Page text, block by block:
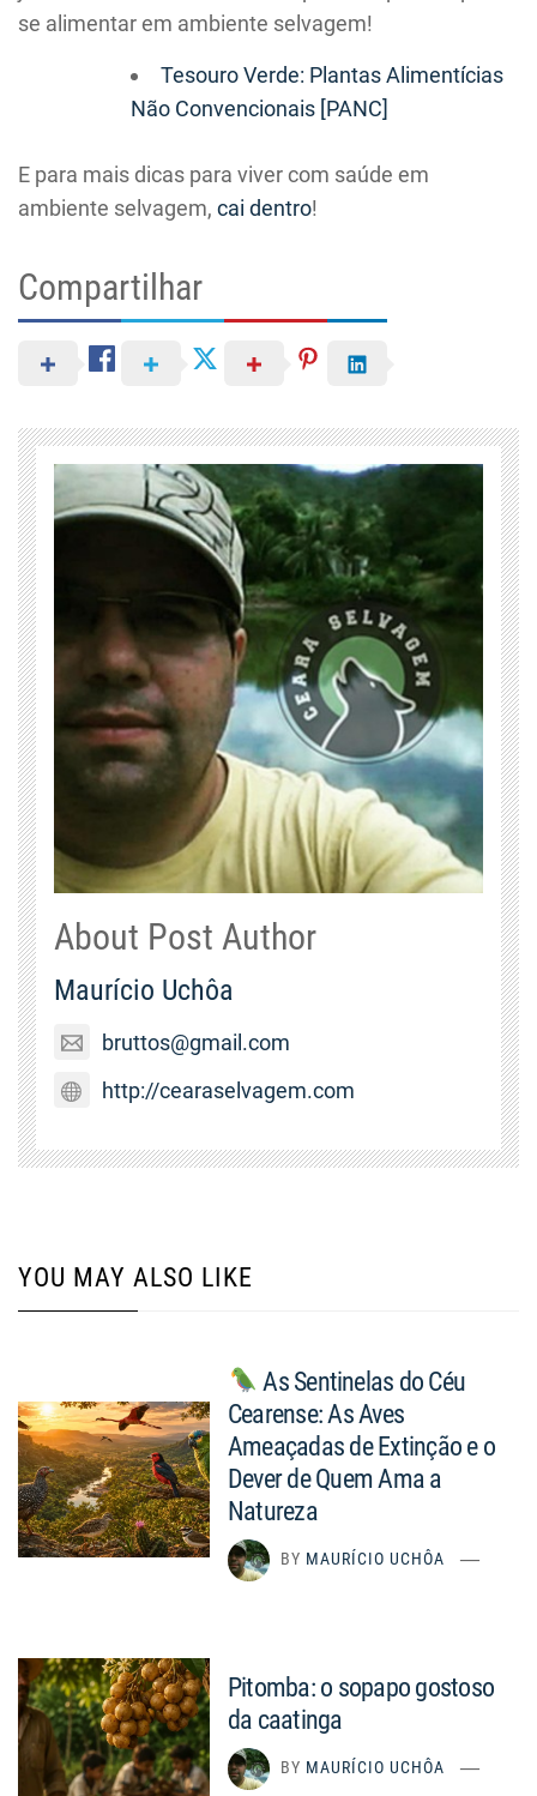
se alimentar em ambiente selvagem!
Tesouro Verde: Plantas Alimentícias
Não Convencionais [PANC]
E para mais dicas para viver com saúde em
ambiente selvagem, cai dentro!
Compartilhar
About Post Author
Maurício Uchôa
bruttos@gmail.com
http://cearaselvagem.com
YOU MAY ALSO LIKE
As Sentinelas do Céu
Cearense: As Aves
Ameaçadas de Extinção e o
Dever de Quem Ama a
Natureza
BY MAURÍCIO UCHÔA
Pitomba: o sopapo gostoso
da caatinga
BY MAURÍCIO UCHÔA